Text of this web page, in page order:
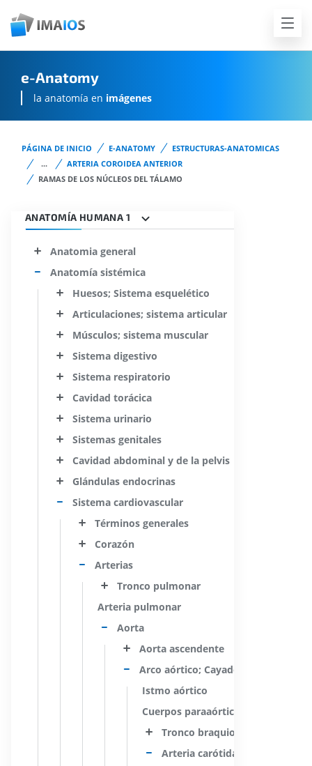
e-Anatomy
la anatomía en imágenes
PÁGINA DE INICIO E-ANATOMY
ESTRUCTURAS-ANATOMICAS
...
ARTERIA COROIDEA ANTERIOR
RAMAS DE LOS NÚCLEOS DEL TÁLAMO
ANATOMÍA HUMANA 1
Anatomia general
Anatomía sistémica
Huesos; Sistema esquelético
Articulaciones; sistema articular
Músculos; sistema muscular
Sistema digestivo
Sistema respiratorio
Cavidad torácica
Sistema urinario
Sistemas genitales
Cavidad abdominal y de la pelvis
Glándulas endocrinas
Sistema cardiovascular
Términos generales
Corazón
Arterias
Tronco pulmonar
Arteria pulmonar
Aorta
Aorta ascendente
Arco aórtico; Cayado aórtico
Istmo aórtico
Cuerpos paraaórticos
Tronco braquiocefálico
Arteria carótida común